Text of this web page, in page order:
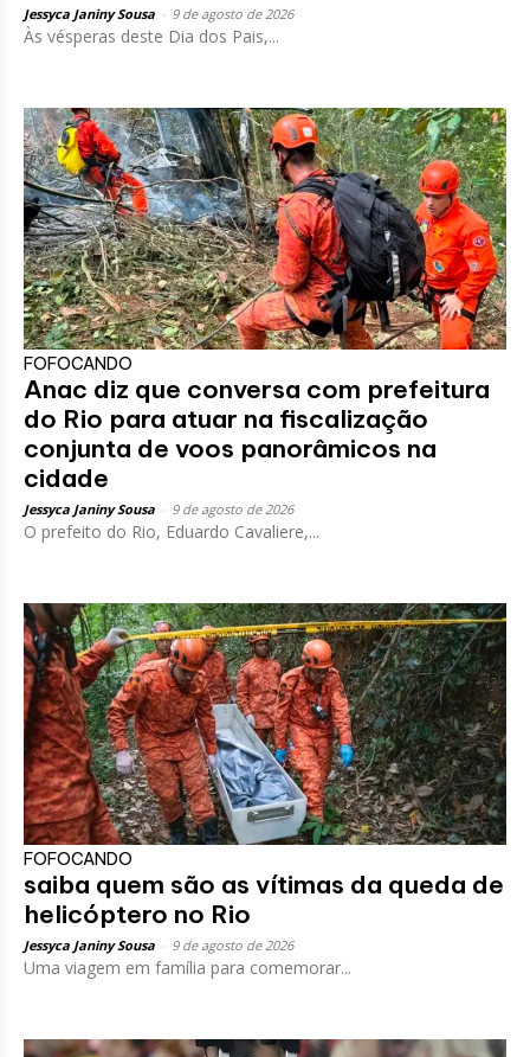
Jessyca Janiny Sousa 9 de agosto de 2026
Às vésperas deste Dia dos Pais,...
FOFOCANDO
Anac diz que conversa com prefeitura
do Rio para atuar na fiscalização
conjunta de voos panorâmicos na
cidade
Jessyca Janiny Sousa 9 de agosto de 2026
O prefeito do Rio, Eduardo Cavaliere,...
FOFOCANDO
saiba quem são as vítimas da queda de
helicóptero no Rio
Jessyca Janiny Sousa 9 de agosto de 2026
Uma viagem em família para comemorar...